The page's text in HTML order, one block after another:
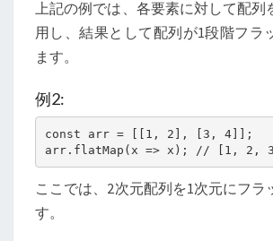
上記の例では、各要素に対して配列
用し、結果として配列が1段階フラ
ます。
例2:
const arr = [[1, 2], [3, 4]];
arr.flatMap(x => x); // [1, 2,
ここでは、2次元配列を1次元にフラ
す。